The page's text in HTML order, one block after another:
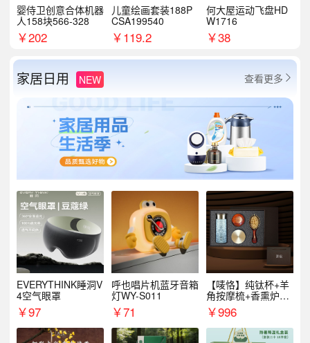
婴侍卫创意合体机器
人158块566-328
￥202
儿童绘画套装188P
CSA199540
￥119.2
何大屋运动飞盘HD
W1716
￥38
家居日用 NEW 查看更多 
EVERYTHINK睡洞V
4空气眼罩
￥97
呼也唱片机蓝牙音箱
灯WY-S011
￥71
【唛恪】纯钛杯+羊
角按摩梳+香熏炉
+气垫梳
￥996